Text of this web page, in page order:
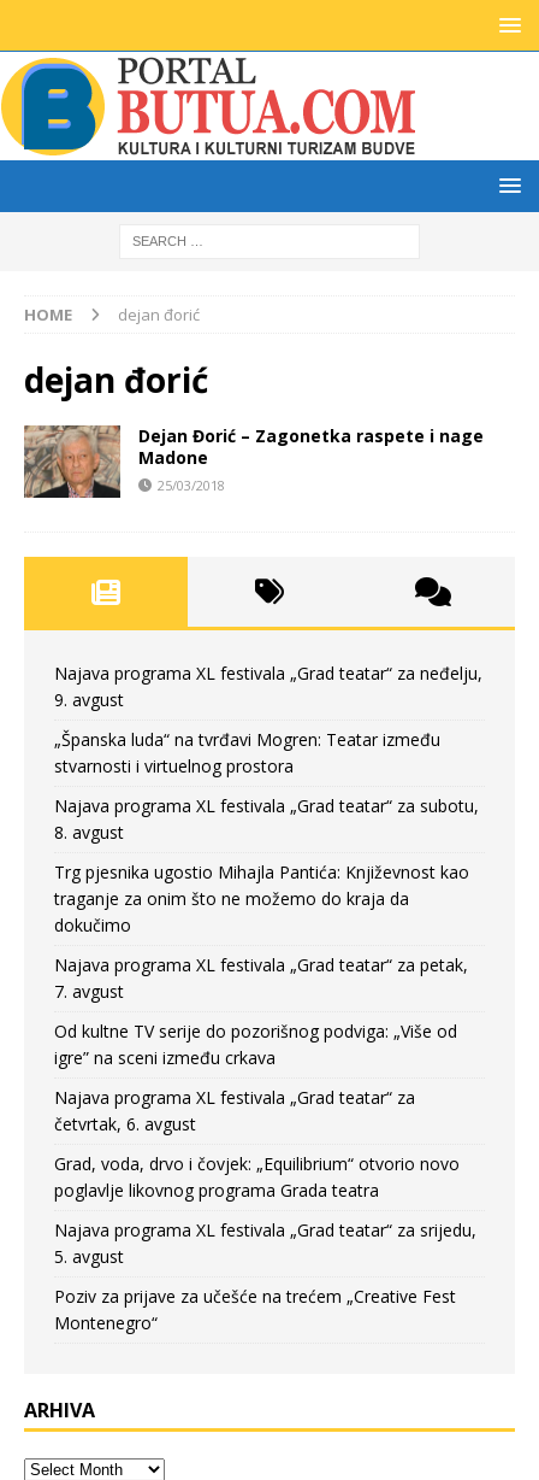
HOME dejan đorić
dejan đorić
Dejan Đorić – Zagonetka raspete i nage
Madone
25/03/2018
Najava programa XL festivala „Grad teatar“ za neđelju,
9. avgust
„Španska luda“ na tvrđavi Mogren: Teatar između
stvarnosti i virtuelnog prostora
Najava programa XL festivala „Grad teatar“ za subotu,
8. avgust
Trg pjesnika ugostio Mihajla Pantića: Književnost kao
traganje za onim što ne možemo do kraja da
dokučimo
Najava programa XL festivala „Grad teatar“ za petak,
7. avgust
Od kultne TV serije do pozorišnog podviga: „Više od
igre” na sceni između crkava
Najava programa XL festivala „Grad teatar“ za
četvrtak, 6. avgust
Grad, voda, drvo i čovjek: „Equilibrium“ otvorio novo
poglavlje likovnog programa Grada teatra
Najava programa XL festivala „Grad teatar“ za srijedu,
5. avgust
Poziv za prijave za učešće na trećem „Creative Fest
Montenegro“
ARHIVA